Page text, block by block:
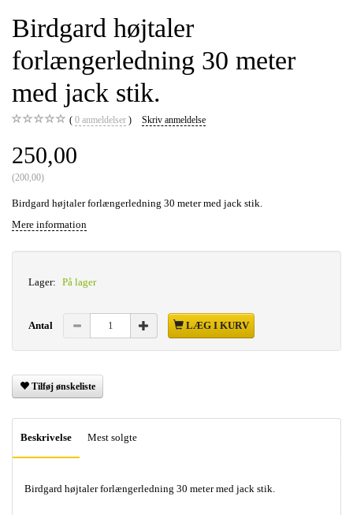
Birdgard højtaler
forlængerledning 30 meter
med jack stik.
0 anmeldelser Skriv anmeldelse
250,00
(200,00)
Birdgard højtaler forlængerledning 30 meter med jack stik.
Mere information
Lager: På lager
Antal LÆG I KURV
Tilføj ønskeliste
Beskrivelse Mest solgte
Birdgard højtaler forlængerledning 30 meter med jack stik.